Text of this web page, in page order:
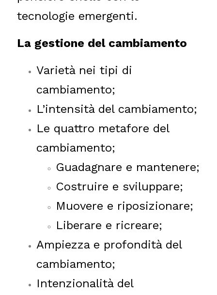
tecnologie emergenti.
La gestione del cambiamento
Varietà nei tipi di
cambiamento;
L’intensità del cambiamento;
Le quattro metafore del
cambiamento;
Guadagnare e mantenere;
Costruire e sviluppare;
Muovere e riposizionare;
Liberare e ricreare;
Ampiezza e profondità del
cambiamento;
Intenzionalità del